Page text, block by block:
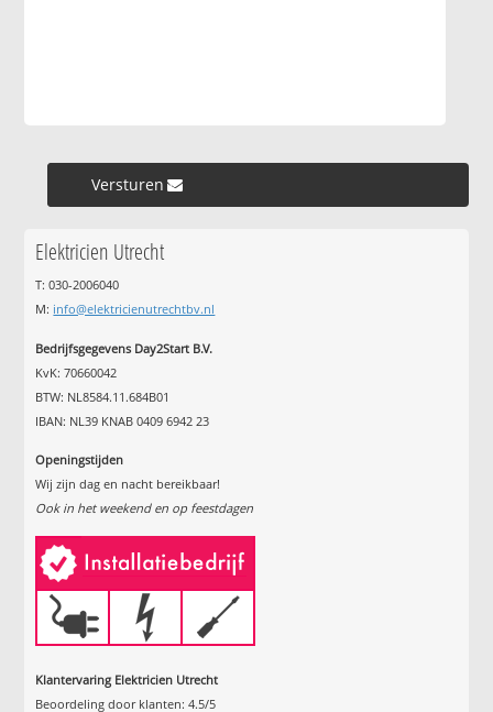
Versturen »
Elektricien Utrecht
T: 030-2006040
M: info@elektricienutrechtbv.nl
Bedrijfsgegevens Day2Start B.V.
KvK: 70660042
BTW: NL8584.11.684B01
IBAN: NL39 KNAB 0409 6942 23
Openingstijden
Wij zijn dag en nacht bereikbaar!
Ook in het weekend en op feestdagen
Klantervaring Elektricien Utrecht
Beoordeling door klanten:4.5/5